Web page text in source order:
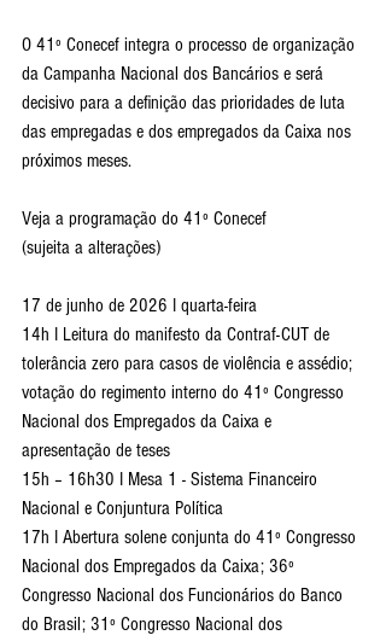
O 41º Conecef integra o processo de organização
da Campanha Nacional dos Bancários e será
decisivo para a definição das prioridades de luta
das empregadas e dos empregados da Caixa nos
próximos meses.
Veja a programação do 41º Conecef
(sujeita a alterações)
17 de junho de 2026 I quarta-feira
14h I Leitura do manifesto da Contraf-CUT de
tolerância zero para casos de violência e assédio;
votação do regimento interno do 41º Congresso
Nacional dos Empregados da Caixa e
apresentação de teses
15h – 16h30 I Mesa 1 - Sistema Financeiro
Nacional e Conjuntura Política
17h I Abertura solene conjunta do 41º Congresso
Nacional dos Empregados da Caixa; 36º
Congresso Nacional dos Funcionários do Banco
do Brasil; 31º Congresso Nacional dos